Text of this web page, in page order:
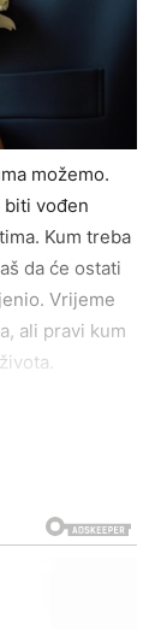
možemo.
biti vođen
Kum treba
da će ostati
Vrijeme
ali pravi kum
ostaje
je kumstvo
član
mnogo
i ljubav.